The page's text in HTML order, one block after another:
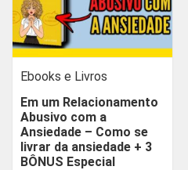
Ebooks e Livros
Em um Relacionamento
Abusivo com a
Ansiedade – Como se
livrar da ansiedade + 3
BÔNUS Especial